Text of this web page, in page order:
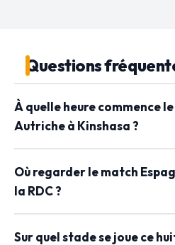
Questions
À quelle heure commence
Autriche à Kinshasa ?
Où regarder le match
la RDC ?
Sur quel stade se joue ce